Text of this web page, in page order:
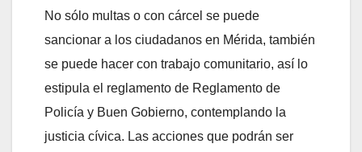
No sólo multas o con cárcel se puede
sancionar a los ciudadanos en Mérida, también
se puede hacer con trabajo comunitario, así lo
estipula el reglamento de Reglamento de
Policía y Buen Gobierno, contemplando la
justicia cívica. Las acciones que podrán ser